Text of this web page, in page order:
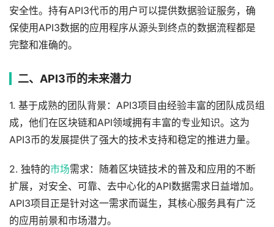
安全性。持有API3代币的用户可以提供数据验证服务，确
保使用API3数据的应用程序从源头到终点的数据流程都是
完整和准确的。
二、API3币的未来潜力
1. 基于成熟的团队背景：API3项目由经验丰富的团队成员组
成，他们在区块链和API领域拥有丰富的专业知识。这为
API3币的发展提供了强大的技术支持和稳定的推进力量。
2. 独特的市场需求：随着区块链技术的普及和应用的不断
扩展，对安全、可靠、去中心化的API数据需求日益增加。
API3项目正是针对这一需求而诞生，其核心服务具有广泛
的应用前景和市场潜力。